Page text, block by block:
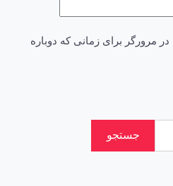
مرورگر برای زمانی که دوباره